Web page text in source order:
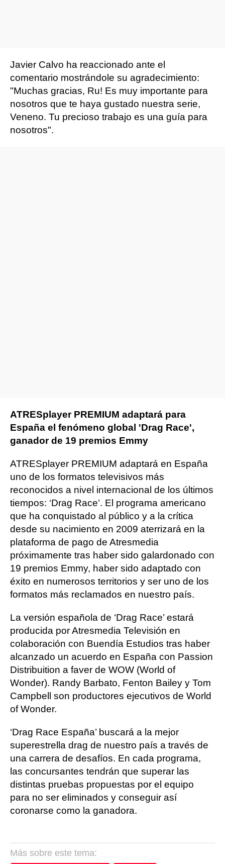
Javier Calvo ha reaccionado ante el
comentario mostrándole su agradecimiento:
"Muchas gracias, Ru! Es muy importante para
nosotros que te haya gustado nuestra serie,
Veneno. Tu precioso trabajo es una guía para
nosotros".
ATRESplayer PREMIUM adaptará para
España el fenómeno global 'Drag Race',
ganador de 19 premios Emmy
ATRESplayer PREMIUM adaptará en España
uno de los formatos televisivos más
reconocidos a nivel internacional de los últimos
tiempos: ‘Drag Race’. El programa americano
que ha conquistado al público y a la crítica
desde su nacimiento en 2009 aterrizará en la
plataforma de pago de Atresmedia
próximamente tras haber sido galardonado con
19 premios Emmy, haber sido adaptado con
éxito en numerosos territorios y ser uno de los
formatos más reclamados en nuestro país.
La versión española de ‘Drag Race’ estará
producida por Atresmedia Televisión en
colaboración con Buendía Estudios tras haber
alcanzado un acuerdo en España con Passion
Distribuition a faver de WOW (World of
Wonder). Randy Barbato, Fenton Bailey y Tom
Campbell son productores ejecutivos de World
of Wonder.
‘Drag Race España’ buscará a la mejor
superestrella drag de nuestro país a través de
una carrera de desafíos. En cada programa,
las concursantes tendrán que superar las
distintas pruebas propuestas por el equipo
para no ser eliminados y conseguir así
coronarse como la ganadora.
Más sobre este tema: